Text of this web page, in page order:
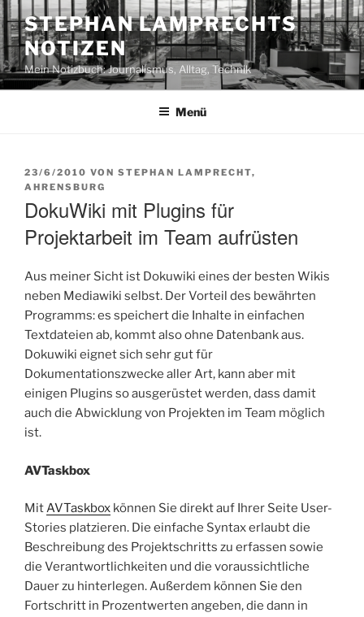
Zum
Inhalt
springen
STEPHAN LAMPRECHTS
NOTIZEN
Mein Notizbuch: Journalismus, Alltag, Technik
Menü
VERÖFFENTLICHT
AM
23/6/2010 VON STEPHAN LAMPRECHT,
AHRENSBURG
DokuWiki mit Plugins für
Projektarbeit im Team aufrüsten
Aus meiner Sicht ist Dokuwiki eines der besten Wikis
neben Mediawiki selbst. Der Vorteil des bewährten
Programms: es speichert die Inhalte in einfachen
Textdateien ab, kommt also ohne Datenbank aus.
Dokuwiki eignet sich sehr gut für
Dokumentationszwecke aller Art, kann aber mit
einigen Plugins so ausgerüstet werden, dass damit
auch die Abwicklung von Projekten im Team möglich
ist.
AVTaskbox
MitAVTaskbox können Sie direkt auf Ihrer Seite User-
Stories platzieren. Die einfache Syntax erlaubt die
Beschreibung des Projektschritts zu erfassen sowie
die Verantwortlichkeiten und die voraussichtliche
Dauer zu hinterlegen. Außerdem können Sie den
Fortschritt in Prozentwerten angeben, die dann in